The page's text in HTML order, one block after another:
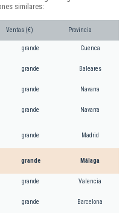
similares:
Ventas (€) Provincia
grande Cuenca
grande Baleares
grande Navarra
grande Navarra
grande Madrid
grande Málaga
grande Valencia
grande Barcelona